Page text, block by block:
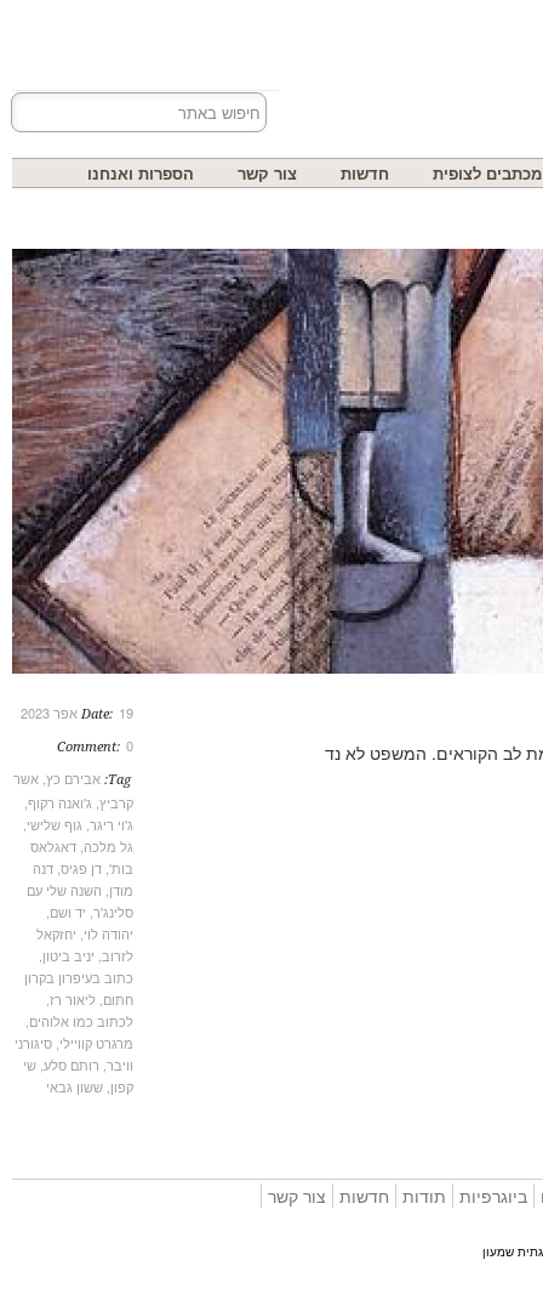
לצופית חדשות צור קשר הספרות ואנחנו
Date:
Comment:
אבירם כץ, אשר
קרביץ,ג'ואנה רקוף,
ג'וי ריגר ,גוף שלישי,
גל מלכה,דאגלאס
,דן פגיס,דנה
,השנה שלי עם
סלינג'ר,יד ושם
יהודה לוי, יחזקאל
לזרוב,יניב ביטון,
כתוב בעיפרון בקרון
חתום,ליאור רז,
לכתוב כמו אלוהים,
מרגרט קוויילי,סיגורני
וויבר,רותם סלע ,שי
,ששון גבאי
הקוראים. המשפט לא נד
תודות חדשות צור קשר
שמעון